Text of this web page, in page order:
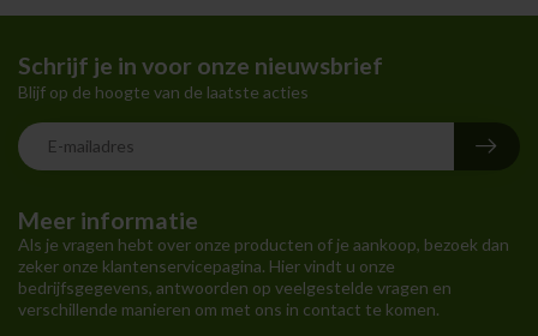
Meer informatie
Als je vragen hebt over onze producten of je aankoop, bezoek dan
zeker onze klantenservicepagina. Hier vindt u onze
bedrijfsgegevens, antwoorden op veelgestelde vragen en
verschillende manieren om met ons in contact te komen.
Schrijf je in voor onze nieuwsbrief
Blijf op de hoogte van de laatste acties